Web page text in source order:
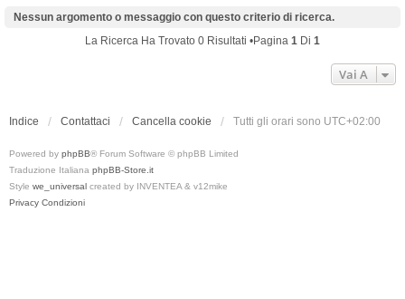
Nessun argomento o messaggio con questo criterio di ricerca.
La Ricerca Ha Trovato 0 Risultati •Pagina 1 Di 1
Vai A
Indice Contattaci Cancella cookie Tutti gli orari sono UTC+02:00
Powered by phpBB® Forum Software © phpBB Limited
Traduzione Italiana phpBB-Store.it
Style we_universal created by INVENTEA & v12mike
Privacy Condizioni